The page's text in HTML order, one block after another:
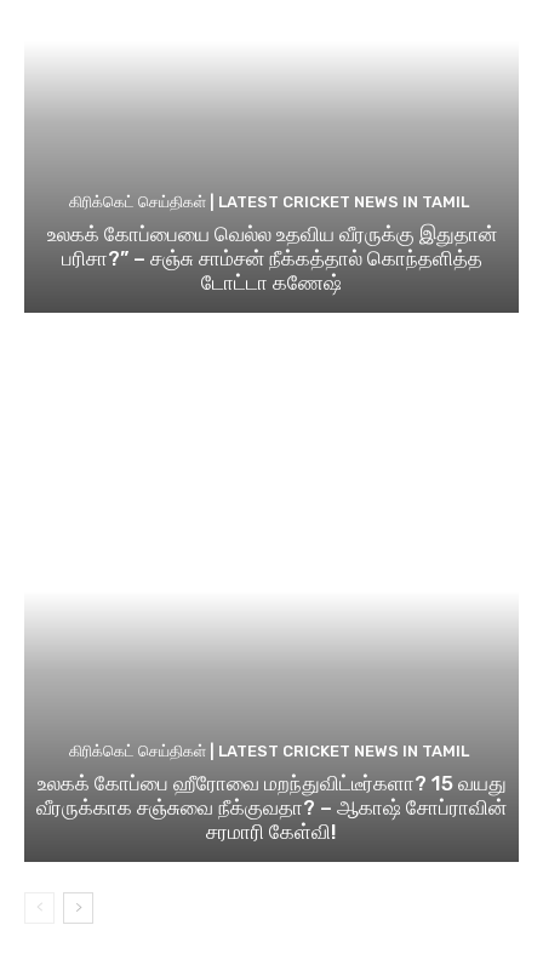
கிரிக்கெட் செய்திகள் | LATEST CRICKET NEWS IN TAMIL
உலகக் கோப்பையை வெல்ல உதவிய வீரருக்கு இதுதான்
பரிசா?” – சஞ்சு சாம்சன் நீக்கத்தால் கொந்தளித்த
டோட்டா கணேஷ்
கிரிக்கெட் செய்திகள் | LATEST CRICKET NEWS IN TAMIL
உலகக் கோப்பை ஹீரோவை மறந்துவிட்டீர்களா? 15 வயது
வீரருக்காக சஞ்சுவை நீக்குவதா? – ஆகாஷ் சோப்ராவின்
சரமாரி கேள்வி!